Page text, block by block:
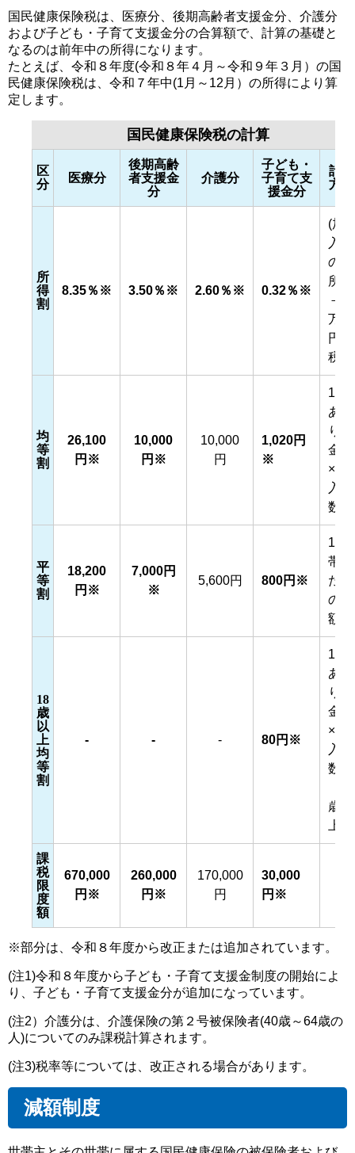
国民健康保険税は、医療分、後期高齢者支援金分、介護分
および子ども・子育て支援金分の合算額で、計算の基礎と
なるのは前年中の所得になります。
たとえば、令和８年度(令和８年４月～令和９年３月）の国
民健康保険税は、令和７年中(1月～12月）の所得により算
定します。
国民健康保険税の計算
区
分
医療分
後期高齢
者支援金
分
介護分
子ども・
子育て支
援金分
計算
方法
所
得
割
8.35％※ 3.50％※ 2.60％※ 0.32％※
(加
入者
の総
所得
－43
万
円)×
税率
均
等
割
26,100
円※
10,000
円※
10,000
円
1,020円
※
1人
あた
りの
金額
×加
入者
数
平
等
割
18,200
円※
7,000円
※
5,600円 800円※
1世
帯あ
たり
の金
額
18
歳
以
上
均
等
割
- - - 80円※
1人
あた
りの
金額
×加
入者
数
歳以
上）
課
税
限
度
額
670,000
円※
260,000
円※
170,000
円
30,000
円※
※部分は、令和８年度から改正または追加されています。
(注1)令和８年度から子ども・子育て支援金制度の開始によ
り、子ども・子育て支援金分が追加になっています。
(注2）介護分は、介護保険の第２号被保険者(40歳～64歳の
人)についてのみ課税計算されます。
(注3)税率等については、改正される場合があります。
減額制度